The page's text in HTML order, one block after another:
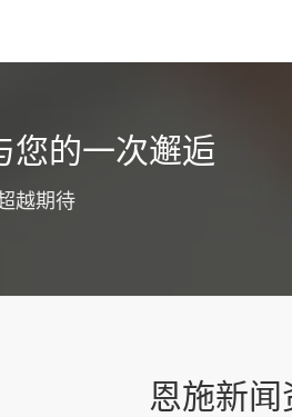
优化工作职能，同时提高广大客户
，目的就是为了节省整个工作流程
为了确保整个开发过程更为专业和顺
您的一次邂逅
越期待
恩施新闻